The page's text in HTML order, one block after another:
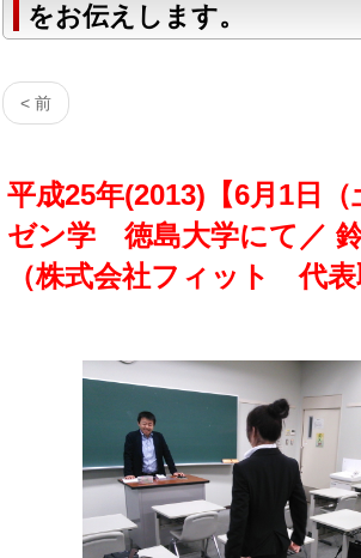
をお伝えします。
< 前
平成25年(2013)【6月1日
ゼン学 徳島大学にて／
（株式会社フィット 代表